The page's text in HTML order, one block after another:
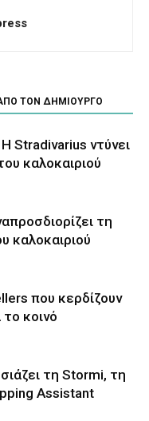
ΤΟΝ ΔΗΜΙΟΥΡΓΟ
Stradivarius ντύνει
καλοκαιριού
τη
καλοκαιριού
που κερδίζουν
το κοινό
τη Stormi, τη
Assistant